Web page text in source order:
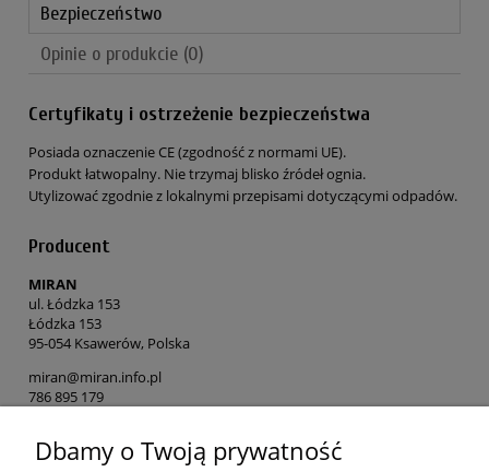
Bezpieczeństwo
Opinie o produkcie (0)
Certyfikaty i ostrzeżenie bezpieczeństwa
Posiada oznaczenie CE (zgodność z normami UE).
Produkt łatwopalny. Nie trzymaj blisko źródeł ognia.
Utylizować zgodnie z lokalnymi przepisami dotyczącymi odpadów.
Producent
MIRAN
ul. Łódzka 153
Łódzka 153
95-054 Ksawerów, Polska
miran@miran.info.pl
786 895 179
Osoba odpowiedzialna na terenie UE
Dbamy o Twoją prywatność